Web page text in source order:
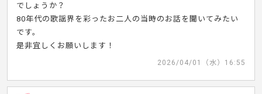
でしょうか？
80年代の歌謡界を彩ったお二人の当時のお話を聞いてみたい
です。
是非宜しくお願いします！
2026/04/01（水）16:55